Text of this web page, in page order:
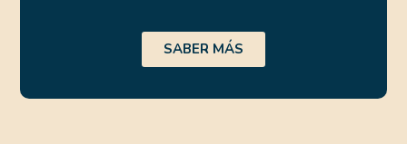
SABER MÁS